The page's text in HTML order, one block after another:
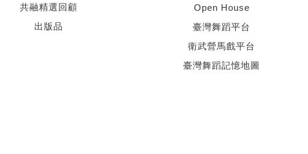
共融精選回顧
出版品
Open House
臺灣舞蹈平台
衛武營馬戲平台
臺灣舞蹈記憶地圖